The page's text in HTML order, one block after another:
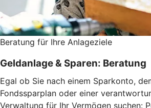
Beratung für Ihre Anlageziele
Geldanlage & Sparen: Beratung
Egal ob Sie nach einem Sparkonto,
Fondssparplan oder einer
Verwaltung für Ihr Vermögen suchen: